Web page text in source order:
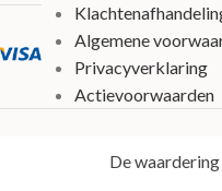
Algemene
Privacyverklaring
Actievoorwaarden
De